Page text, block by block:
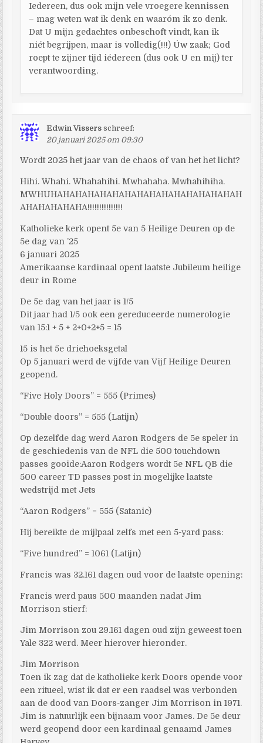
Iedereen, dus ook mijn vele vroegere kennissen
– mag weten wat ik denk en waaróm ik zo denk.
Dat U mijn gedachtes onbeschoft vindt, kan ik
niét begrijpen, maar is volledig(!!!) Úw zaak; God
roept te zijner tijd iédereen (dus ook U en mij) ter
verantwoording.
Edwin Vissers schreef:
20 januari 2025 om 09:30
Wordt 2025 het jaar van de chaos of van het het licht?
Hihi. Whahi. Whahahihi. Mwhahaha. Mwhahihiha.
MWHUHAHAHAHAHAHAHAHAHAHAHAHAHAHAHAH
AHAHAHAHAHA!!!!!!!!!!!!!!!
Katholieke kerk opent 5e van 5 Heilige Deuren op de
5e dag van ’25
6 januari 2025
Amerikaanse kardinaal opent laatste Jubileum heilige
deur in Rome
De 5e dag van het jaar is 1/5
Dit jaar had 1/5 ook een gereduceerde numerologie
van 15:1 + 5 + 2+0+2+5 = 15
15 is het 5e driehoeksgetal
Op 5 januari werd de vijfde van Vijf Heilige Deuren
geopend.
“Five Holy Doors” = 555 (Primes)
“Double doors” = 555 (Latijn)
Op dezelfde dag werd Aaron Rodgers de 5e speler in
de geschiedenis van de NFL die 500 touchdown
passes gooide:Aaron Rodgers wordt 5e NFL QB die
500 career TD passes post in mogelijke laatste
wedstrijd met Jets
“Aaron Rodgers” = 555 (Satanic)
Hij bereikte de mijlpaal zelfs met een 5-yard pass:
“Five hundred” = 1061 (Latijn)
Francis was 32.161 dagen oud voor de laatste opening:
Francis werd paus 500 maanden nadat Jim
Morrison stierf:
Jim Morrison zou 29.161 dagen oud zijn geweest toen
Yale 322 werd. Meer hierover hieronder.
Jim Morrison
Toen ik zag dat de katholieke kerk Doors opende voor
een ritueel, wist ik dat er een raadsel was verbonden
aan de dood van Doors-zanger Jim Morrison in 1971.
Jim is natuurlijk een bijnaam voor James. De 5e deur
werd geopend door een kardinaal genaamd James